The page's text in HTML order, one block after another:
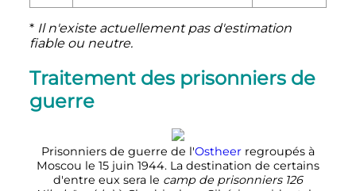
* Il n'existe actuellement pas d'estimation
fiable ou neutre.
Traitement des prisonniers de
guerre
Prisonniers de guerre de l'Ostheer regroupés à
Moscou le 15 juin 1944. La destination de certains
d'entre eux sera le camp de prisonniers 126